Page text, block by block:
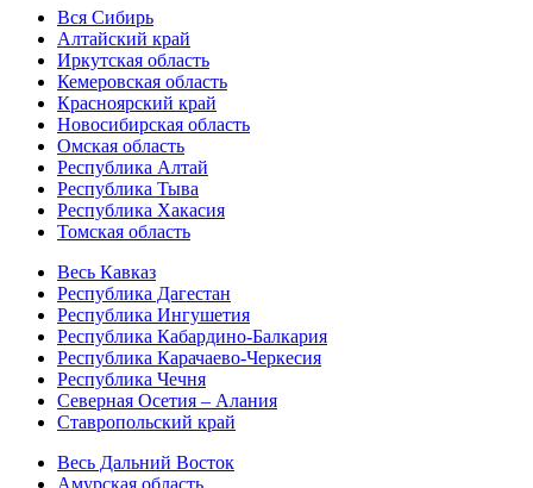
Вся Сибирь
Алтайский край
Иркутская область
Кемеровская область
Красноярский край
Новосибирская область
Омская область
Республика Алтай
Республика Тыва
Республика Хакасия
Томская область
Весь Кавказ
Республика Дагестан
Республика Ингушетия
Республика Кабардино-Балкария
Республика Карачаево-Черкесия
Республика Чечня
Северная Осетия – Алания
Ставропольский край
Весь Дальний Восток
Амурская область